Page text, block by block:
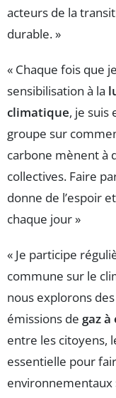
acteurs de la
durable. »
« Chaque fois que
sensibilisation à la
climatique, je suis
groupe sur
carbone mènent à
collectives. Faire
donne de l’espoir
chaque jour »
« Je participe
commune sur le
nous explorons
émissions de gaz
entre les citoyens,
essentielle pour
environnementaux